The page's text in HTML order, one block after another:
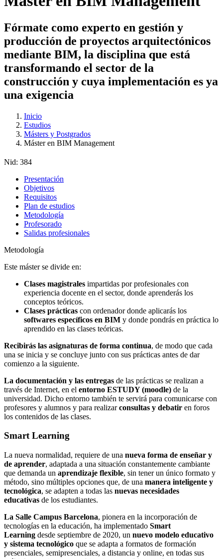
Fórmate como experto en gestión y
producción de proyectos arquitectónicos
mediante BIM, la disciplina que está
transformando el sector de la
construcción y cuya implementación es ya
una exigencia
Inicio
Estudios
Másters y Postgrados
Máster en BIM Management
Nid: 384
Presentación
Objetivos
Requisitos
Plan de estudios
Metodología
Profesorado
Salidas profesionales
Metodología
Este máster se divide en:
Clases magistrales impartidas por profesionales con
experiencia docente en el sector, donde aprenderás los
conceptos teóricos.
Clases prácticas con ordenador donde aplicarás los
softwares específicos en BIM y donde pondrás en práctica lo
aprendido en las clases teóricas.
Recibirás las asignaturas de forma continua, de modo que cada
una se inicia y se concluye junto con sus prácticas antes de dar
comienzo a la siguiente.
La documentación y las entregas de las prácticas se realizan a
través de Internet, en el entorno ESTUDY (moodle) de la
universidad. Dicho entorno también te servirá para comunicarse con
profesores y alumnos y para realizarconsultas y debatir en foros
los contenidos de las clases.
Smart Learning
La nueva normalidad, requiere de una nueva forma de enseñar y
de aprender, adaptada a una situación constantemente cambiante
que demanda un aprendizaje flexible, sin tener un único formato y
método, sino múltiples opciones que, de una manera inteligente y
tecnológica, se adapten a todas las nuevas necesidades
educativas de los estudiantes.
La Salle Campus Barcelona, pionera en la incorporación de
tecnologías en la educación, ha implementado Smart
Learning desde septiembre de 2020, un nuevo modelo educativo
y sistema tecnológico que se adapta a formatos de formación
presenciales, semipresenciales, a distancia y online, en todas sus